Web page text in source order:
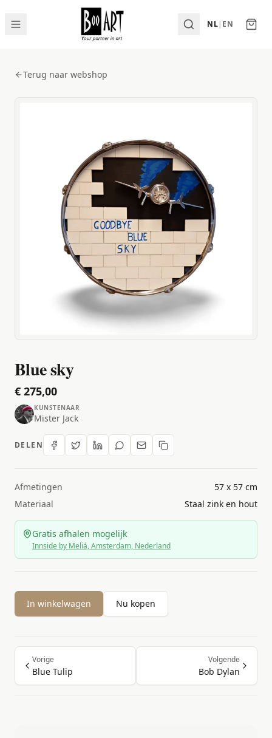
NL| EN
Terug naar webshop
Blue sky
€ 275,00
KUNSTENAAR
Mister Jack
DELEN
Afmetingen
57 x 57 cm
Materiaal
Staal zink en hout
Gratis afhalen mogelijk
Innside by Meliá, Amsterdam, Nederland
In winkelwagen Nu kopen
Vorige
Blue Tulip
Volgende
Bob Dylan